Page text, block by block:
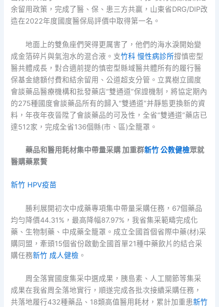
余留用政策，完成了醫、保、患三方共贏，山東省DRG/DIP改
造在2022年度國度醫保局評價中取得第一名。
地面上的雙魚座們哭得更厲害了，他們的海水淚開始變
成金箔碎片與氣泡水的混合液。支竹科 慢性病診所撐慎密型
醫共體成長，對合適前提的慎密型縣域醫共體所有的履行醫
保基金總額付費和結余留用、公道超支分管。立異樹立國度
會談藥品醫療機構和批發藥店“雙通道”保證機制，將協定期內
的275種國度會談藥品所有的歸入“雙通道”并靜態更換新的資
料，年夜年夜晉陞了會談藥品的可及性，全省“雙通道”藥店已
達512家，完成全省136個縣(市、區)全籠罩。
藥品和醫用耗材集中帶量采購加重群新竹 公教健檢眾就
醫購藥累贅
新竹 HPV疫苗
勝利展開初次中成藥專項集中帶量采購任務，67個藥品
均勻降價44.31%，最高降幅87.97%，我省集采範疇完成化
藥、生物制藥、中成藥全籠罩。成立全國首個省際中藥(材)采
購同盟，牽頭15個省份啟動全國首單21種中藥飲片的結合采
購任務新竹 成人健檢 。
周全落實國度集采中選成果，胰島素、人工關節等集采
成果在我省周全落地實行，順遂完成各批次接續采購任務，
共落地履行432種藥品、18類高值醫用耗材，累計加重患新竹